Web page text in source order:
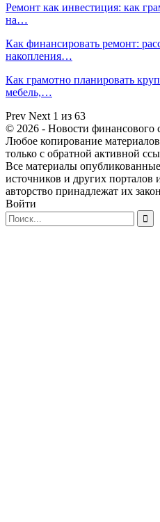
Ремонт как инвестиция: как
на…
Как финансировать ремонт:
накопления…
Как грамотно планировать
мебель,…
Prev Next 1 из 63
© 2026 - Новости финансового
Любое копирование
только с обратной активной
Все материалы
источников и других порталов
авторство принадлежат их
Войти